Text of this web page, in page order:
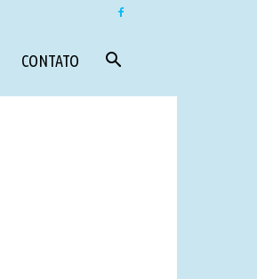
CONTATO